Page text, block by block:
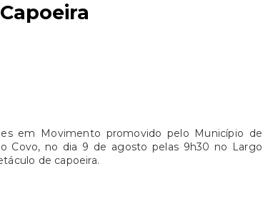
em Movimento promovido pelo Município de
Covo, no dia 9 de agosto pelas 9h30 no Largo
de capoeira.